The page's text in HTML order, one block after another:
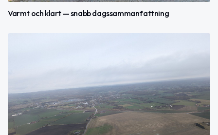
Varmt och klart — snabb dagssammanfattning